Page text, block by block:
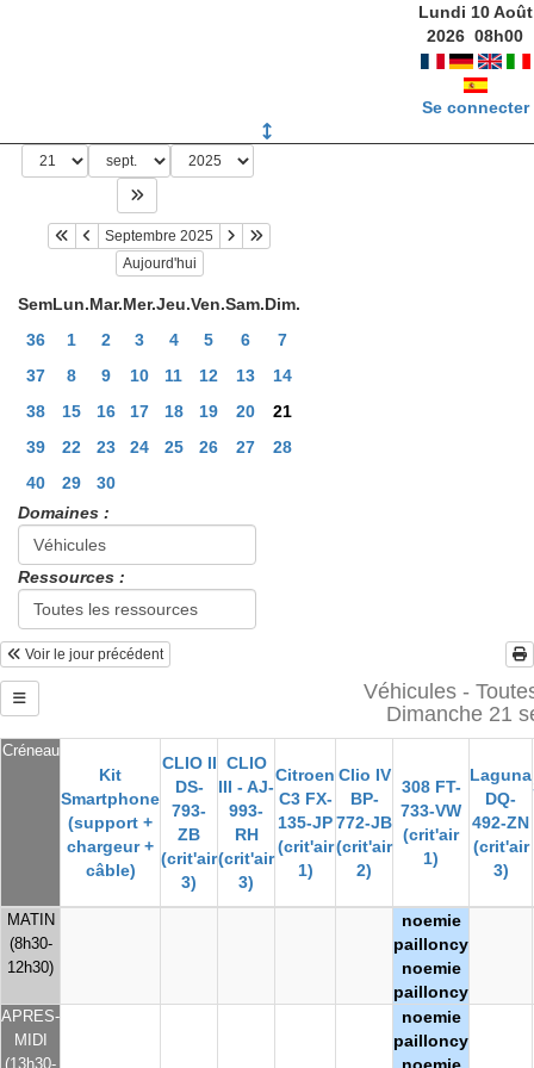
Lundi 10 Août
2026 08h00
Se connecter
Septembre 2025
Aujourd'hui
SemLun.Mar.Mer.Jeu.Ven.Sam.Dim.
36
1 2 3 4 5 6
7
37
8 9 10 11 12 13
14
38
15 16 17 18 19 20
21
39
22 23 24 25 26 27
28
40
29
30
Domaines :
Ressources :
Voir le jour précédent
Véhicules -
Dimanche 21
Créneau
Kit
Smartphone
(support +
chargeur +
câble)
CLIO II
DS-
793-
ZB
(crit'air
3)
CLIO
III - AJ-
993-
RH
(crit'air
3)
Citroen
C3 FX-
135-JP
(crit'air
1)
Clio IV
BP-
772-JB
(crit'air
2)
308 FT-
733-VW
(crit'air
1)
Laguna
DQ-
492-ZN
(crit'air
3)
MATIN
(8h30-
12h30)
noemie
pailloncy
noemie
pailloncy
APRES-
MIDI
(13h30-
noemie
pailloncy
noemie